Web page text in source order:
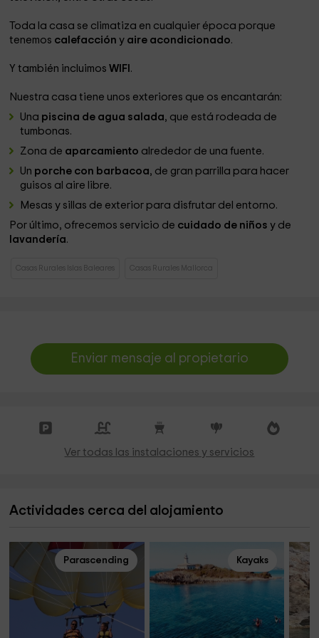
Toda la casa se climatiza en cualquier época porque
tenemos calefacción y aire acondicionado.
Y también incluimosWIFI .
Nuestra casa tiene unos exteriores que os encantarán:
Una piscina de agua salada, que está rodeada de
tumbonas.
Zona de aparcamiento alrededor de una fuente.
Un porche con barbacoa, de gran parrilla para hacer
guisos al aire libre.
Mesas y sillas de exterior para disfrutar del entorno.
Por último, ofrecemos servicio de cuidado de niñosy de
lavandería.
Casas Rurales Islas Baleares Casas Rurales Mallorca
Enviar mensaje al propietario
Ver todas las instalaciones y servicios
Actividades cerca del alojamiento
Parascending Kayaks